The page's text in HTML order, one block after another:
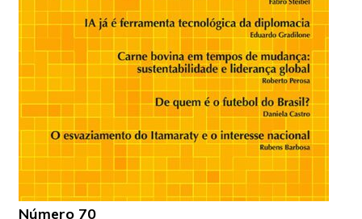
Número 70